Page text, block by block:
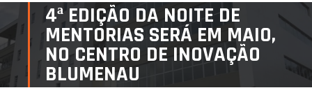
4ª EDIÇÃO DA NOITE DE
MENTORIAS SERÁ EM MAIO,
NO CENTRO DE INOVAÇÃO
BLUMENAU